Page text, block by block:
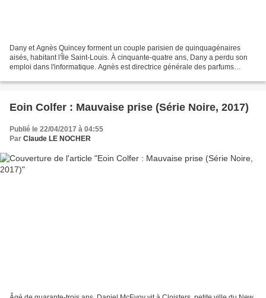
Dany et Agnès Quincey forment un couple parisien de quinquagénaires
aisés, habitant l'Île Saint-Louis. À cinquante-quatre ans, Dany a perdu son
emploi dans l'informatique. Agnès est directrice générale des parfums
Eoin Colfer : Mauvaise prise (Série Noire, 2017)
Publié le 22/04/2017 à 04:55
Par Claude LE NOCHER